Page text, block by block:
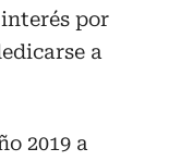
por
a
2019 a